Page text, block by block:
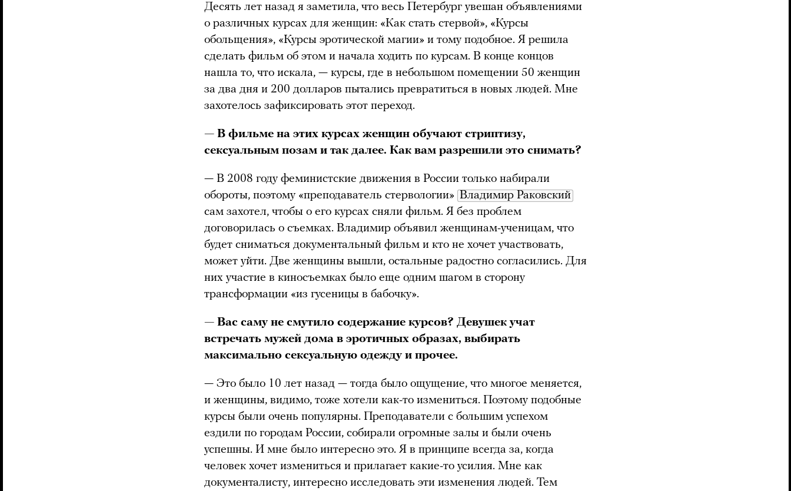
Десять лет назад я заметила, что весь Петербург увешан объявлениями
о различных курсах для женщин: «Как стать стервой», «Курсы
обольщения», «Курсы эротической магии» и тому подобное. Я решила
сделать фильм об этом и начала ходить по курсам. В конце концов
нашла то, что искала, — курсы, где в небольшом помещении 50 женщин
за два дня и 200 долларов пытались превратиться в новых людей. Мне
захотелось зафиксировать этот переход.
— В фильме на этих курсах женщин обучают стриптизу,
сексуальным позам и так далее. Как вам разрешили это снимать?
— В 2008 году феминистские движения в России только набирали
обороты, поэтому «преподаватель стервологии» Владимир Раковский
сам захотел, чтобы о его курсах сняли фильм. Я без проблем
договорилась о съемках. Владимир объявил женщинам-ученицам, что
будет сниматься документальный фильм и кто не хочет участвовать,
может уйти. Две женщины вышли, остальные радостно согласились. Для
них участие в киносъемках было еще одним шагом в сторону
трансформации «из гусеницы в бабочку».
— Вас саму не смутило содержание курсов? Девушек учат
встречать мужей дома в эротичных образах, выбирать
максимально сексуальную одежду и прочее.
— Это было 10 лет назад — тогда было ощущение, что многое меняется,
и женщины, видимо, тоже хотели как-то измениться. Поэтому подобные
курсы были очень популярны. Преподаватели с большим успехом
ездили по городам России, собирали огромные залы и были очень
успешны. И мне было интересно это. Я в принципе всегда за, когда
человек хочет измениться и прилагает какие-то усилия. Мне как
документалисту, интересно исследовать эти изменения людей. Тем